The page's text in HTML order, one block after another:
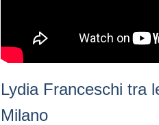
Lydia Franceschi tra
Milano